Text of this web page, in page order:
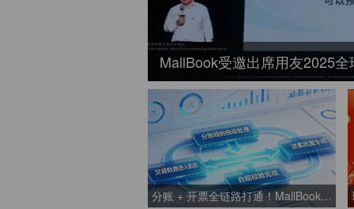
MallBook分账 13 周年：以初
分账 + 开票全链路打通！MallBook 开票功能正式上线